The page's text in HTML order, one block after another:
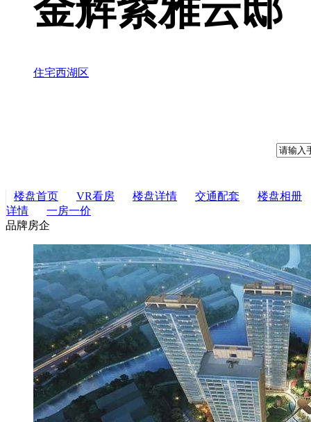
金辉紫雅云邸
住宅西湖区
楼盘首页 VR看房 楼盘详情 交通配套
楼盘相册
详情
一房一价
品牌房企